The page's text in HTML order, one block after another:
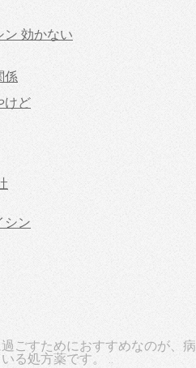
ン 効かない
係
けど
シン
ごすためにおすすめなのが、病
る処方薬です。 ..